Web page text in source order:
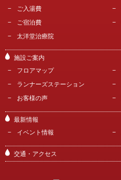
ご入湯費
ご宿泊費
太洋堂治療院
施設ご案内
フロアマップ
ランナーズステーション
お客様の声
最新情報
イベント情報
交通・アクセス